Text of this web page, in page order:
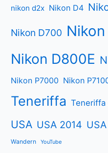
nikon d2x Nikon D4
Nikon D700
Nikon D800E
Nikon P7000 Nikon
Teneriffa Teneriffa
USA USA 2014
Wandern YouTube